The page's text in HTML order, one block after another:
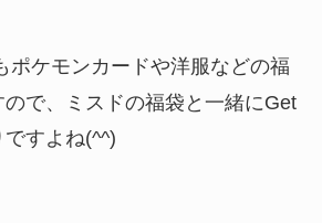
ポケモンカードや洋服などの福
で、ミスドの福袋と一緒にGet
ですよね(^^)